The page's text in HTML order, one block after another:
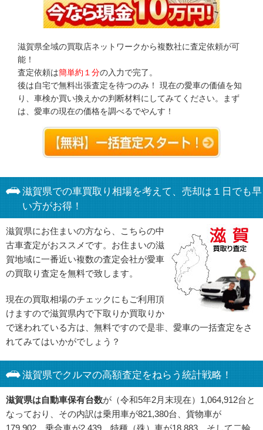
滋賀県全域の買取店ネットワークから複数社に査定依頼が可
能！
査定依頼は簡単約１分の入力で完了。
後は自宅で無料出張査定を待つのみ！ 現在の愛車の価値を知
り、車検か買い換えかの判断材料にしてみてください。まず
は、愛車の現在の価格を調べるでやんす！
滋賀県での車買取り相場を考えて、売却は１日でも早
い方がお得！
滋賀県にお住まいの方なら、こちらの中
古車査定がおススメです。お住まいの滋
賀地域に一番近い複数の査定会社が愛車
の買取り査定を無料で致します。
現在の買取相場のチェックにもご利用頂
けますので滋賀県内で下取りか買取りか
で迷われている方は、無料ですので是非、愛車の一括査定をさ
れてみてはいかがでしょう？
滋賀県でクルマの高額査定をねらう統計戦略！
滋賀県は自動車保有台数が（令和5年2月末現在）1,064,912台と
なっており、その内訳は乗用車が821,380台、貨物車が
179,902、乗合車が2,439、特種（殊）車が18,883、そして二輪